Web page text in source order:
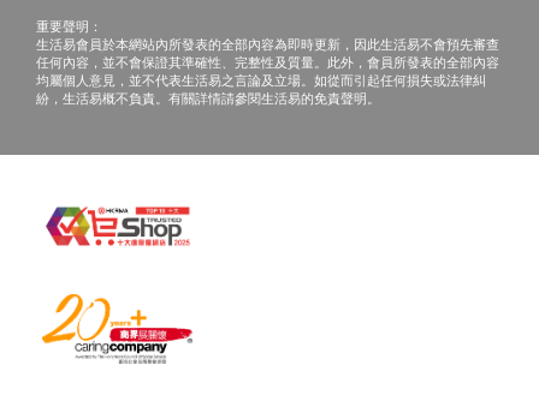
重要聲明：
生活易會員於本網站內所發表的全部內容為即時更新，因此生活易不會預先審查
任何內容，並不會保證其準確性、完整性及質量。此外，會員所發表的全部內容
均屬個人意見，並不代表生活易之言論及立場。如從而引起任何損失或法律糾
紛，生活易概不負責。有關詳情請參閱生活易的免責聲明。